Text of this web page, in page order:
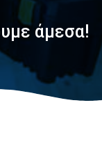
άμεσα!